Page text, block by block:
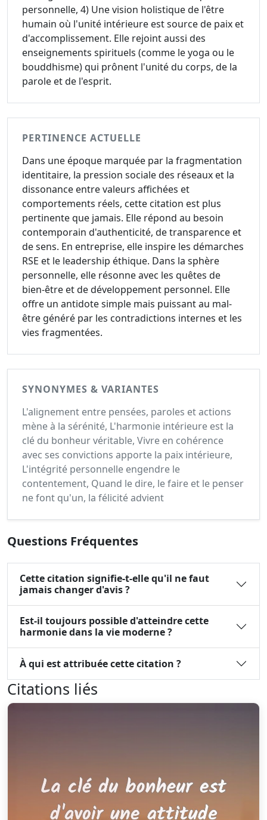
personnelle, 4) Une vision holistique de l'être
humain où l'unité intérieure est source de paix et
d'accomplissement. Elle rejoint aussi des
enseignements spirituels (comme le yoga ou le
bouddhisme) qui prônent l'unité du corps, de la
parole et de l'esprit.
PERTINENCE ACTUELLE
Dans une époque marquée par la fragmentation
identitaire, la pression sociale des réseaux et la
dissonance entre valeurs affichées et
comportements réels, cette citation est plus
pertinente que jamais. Elle répond au besoin
contemporain d'authenticité, de transparence et
de sens. En entreprise, elle inspire les démarches
RSE et le leadership éthique. Dans la sphère
personnelle, elle résonne avec les quêtes de
bien-être et de développement personnel. Elle
offre un antidote simple mais puissant au mal-
être généré par les contradictions internes et les
vies fragmentées.
SYNONYMES & VARIANTES
L'alignement entre pensées, paroles et actions
mène à la sérénité, L'harmonie intérieure est la
clé du bonheur véritable, Vivre en cohérence
avec ses convictions apporte la paix intérieure,
L'intégrité personnelle engendre le
contentement, Quand le dire, le faire et le penser
ne font qu'un, la félicité advient
Questions Fréquentes
Cette citation signifie-t-elle qu'il ne faut
jamais changer d'avis ?
Est-il toujours possible d'atteindre cette
harmonie dans la vie moderne ?
À qui est attribuée cette citation ?
Citations liés